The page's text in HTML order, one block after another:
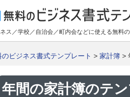
ス／学校／自治会／町内会などに使える無料
のビジネス書式テンプレート > 家計簿 >
年間の家計簿のテ